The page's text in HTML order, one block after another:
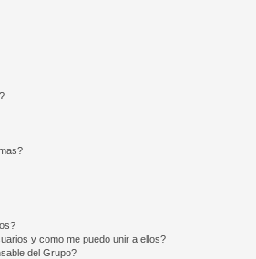
y como me puedo unir a ellos?
del Grupo?